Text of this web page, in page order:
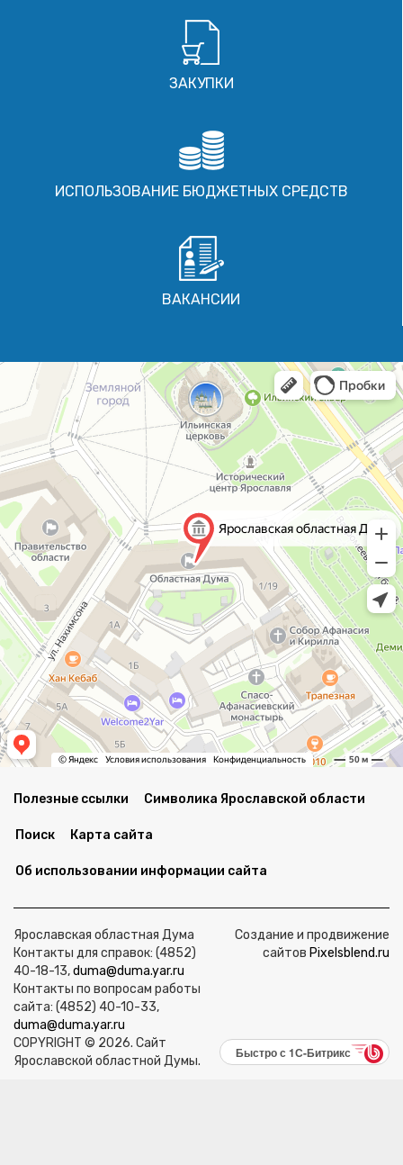
ЗАКУПКИ
ИСПОЛЬЗОВАНИЕ БЮДЖЕТНЫХ СРЕДСТВ
ВАКАНСИИ
Полезные ссылки Символика Ярославской области
Поиск Карта сайта
Об использовании информации сайта
Ярославская областная Дума
Контакты для справок: (4852)
40-18-13,duma@duma.yar.ru
Контакты по вопросам работы
сайта: (4852) 40-10-33,
duma@duma.yar.ru
COPYRIGHT © 2026. Сайт
Ярославской областной Думы.
Создание и продвижение
сайтов Pixelsblend.ru
Быстро с 1С-Битрикс